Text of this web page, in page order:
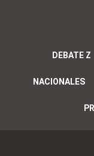
DEBATE Z
NACIONALES